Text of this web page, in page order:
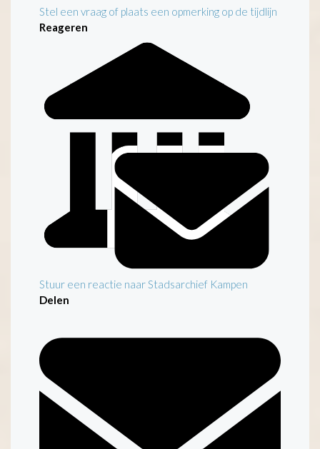
Notarieel archief Gemeente Kampen
Stel een vraag of plaats een opmerking op de tijdlijn
Reageren
Stuur een reactie naar Stadsarchief Kampen
Delen